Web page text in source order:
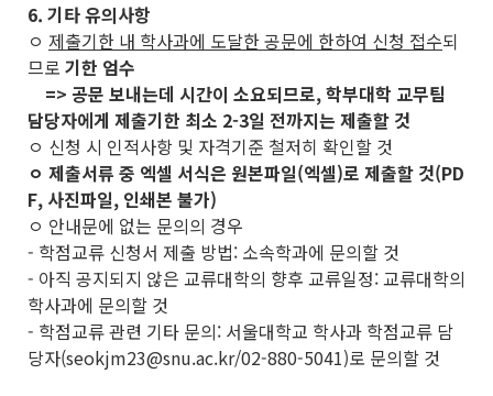
6. 기타 유의사항
ㅇ 제출기한 내 학사과에 도달한 공문에 한하여 신청 접수되
므로 기한 엄수
=> 공문 보내는데 시간이 소요되므로, 학부대학 교무팀
담당자에게 제출기한 최소 2-3일 전까지는 제출할 것
ㅇ 신청 시 인적사항 및 자격기준 철저히 확인할 것
ㅇ 제출서류 중 엑셀 서식은 원본파일(엑셀)로 제출할 것(PD
F, 사진파일, 인쇄본 불가)
ㅇ 안내문에 없는 문의의 경우
- 학점교류 신청서 제출 방법: 소속학과에 문의할 것
- 아직 공지되지 않은 교류대학의 향후 교류일정: 교류대학의
학사과에 문의할 것
- 학점교류 관련 기타 문의: 서울대학교 학사과 학점교류 담
당자(seokjm23@snu.ac.kr/02-880-5041)로 문의할 것